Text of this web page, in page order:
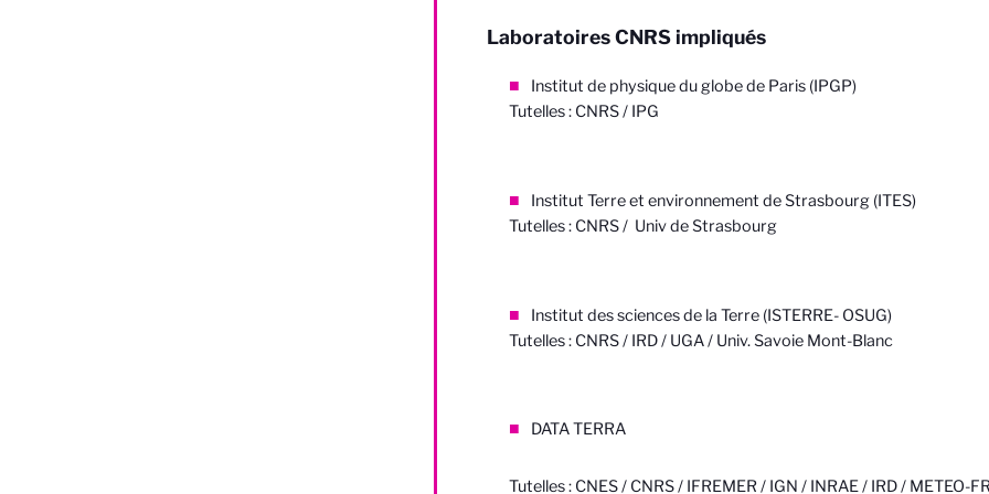
Laboratoires CNRS impliqués
Institut de physique du globe de Paris (IPGP)
Tutelles : CNRS / IPG
Institut Terre et environnement de Strasbourg (ITES)
Tutelles : CNRS / Univ de Strasbourg
Institut des sciences de la Terre (ISTERRE- OSUG)
Tutelles : CNRS / IRD / UGA / Univ. Savoie Mont-Blanc
DATA TERRA
Tutelles : CNES / CNRS / IFREMER / IGN / INRAE / IRD / METEO-